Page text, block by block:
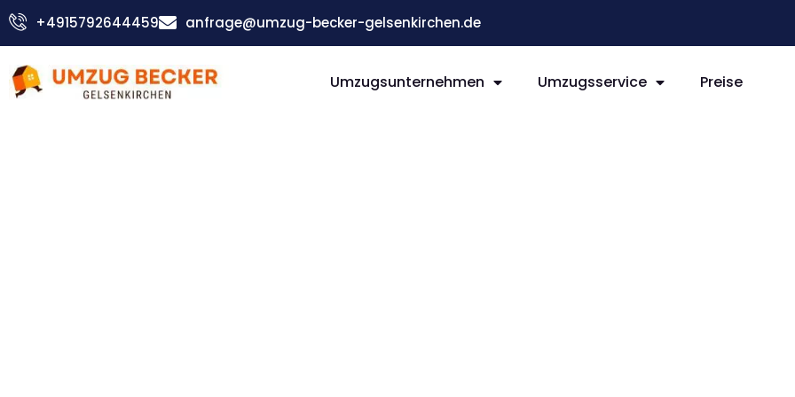
Zum
Inhalt
+4915792644459 anfrage@umzug-becker-gelsenkirchen.de
Umzugsunternehmen Umzugsservice Preise